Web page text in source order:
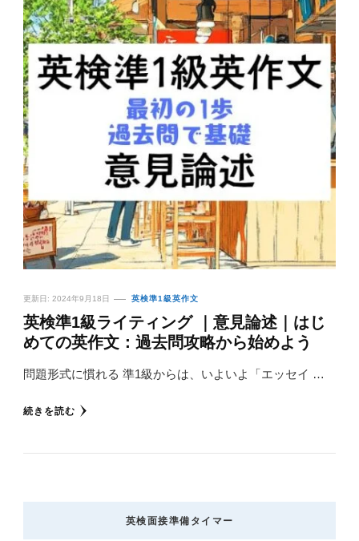
更新日: 2024年9月18日 英検準1級英作文
英検準1級ライティング ｜意見論述｜はじ
めての英作文：過去問攻略から始めよう
問題形式に慣れる 準1級からは、いよいよ「エッセイ …
続きを読む
英検面接準備タイマー